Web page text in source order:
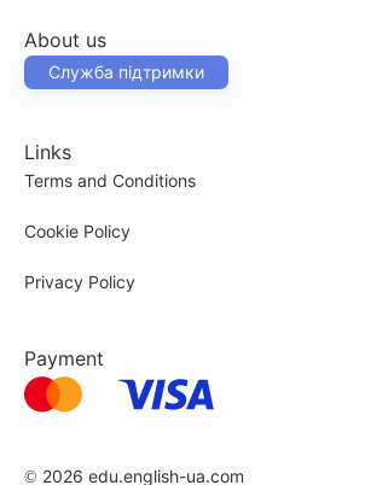
About us
Служба підтримки
Links
Terms and Conditions
Cookie Policy
Privacy Policy
Payment
© 2026 edu.english-ua.com